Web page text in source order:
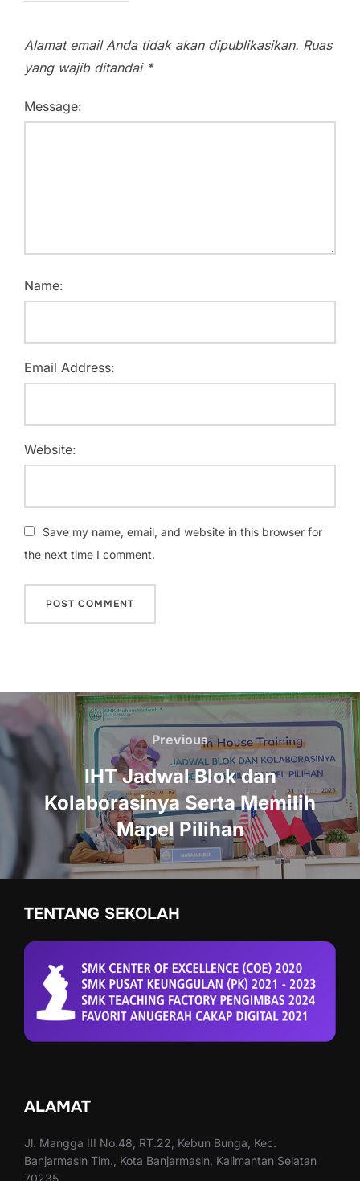
Alamat email Anda tidak akan dipublikasikan. Ruas
yang wajib ditandai *
Message:
Name:
Email Address:
Website:
Save my name, email, and website in this browser for
the next time I comment.
Navigasi
pos
Previous
Previous
IHT Jadwal Blok dan
Kolaborasinya Serta Memilih
Mapel Pilihan
TENTANG SEKOLAH
ALAMAT
Jl. Mangga III No.48, RT.22, Kebun Bunga, Kec.
Banjarmasin Tim., Kota Banjarmasin, Kalimantan Selatan
70235